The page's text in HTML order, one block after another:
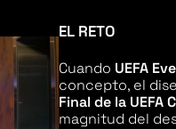
EL RETO
Cuando UEFA
concepto, el
Final de la UEFA
magnitud del